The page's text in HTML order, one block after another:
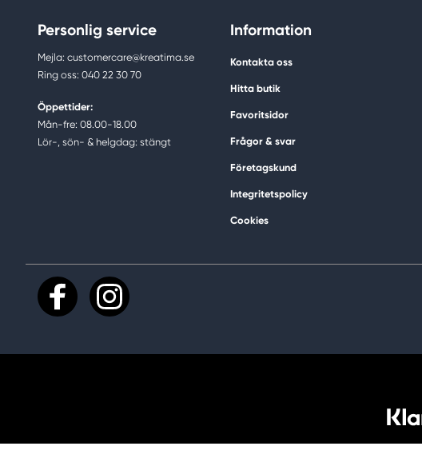
Personlig service
Mejla: customercare@kreatima.se
Ring oss: 040 22 30 70
Öppettider:
Mån-fre: 08.00-18.00
Lör-, sön- & helgdag: stängt
Information
Kontakta oss
Hitta butik
Favoritsidor
Frågor & svar
Företagskund
Integritetspolicy
Cookies